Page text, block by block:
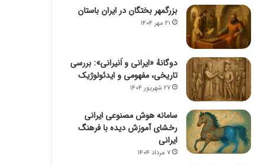
بزرگمهر بختگان در ایران باستان
۲۱ مهر ۱۴۰۴
دوگانهٔ «ایرانی و اَنیرانی»: بررسی
تاریخی، مفهومی و ایدئولوژیک
۲۷ شهریور ۱۴۰۴
سامانه هوش مصنوعی ایرانی
رخشای آموزش دیده با فرهنگ
ایرانی
۷ مرداد ۱۴۰۴